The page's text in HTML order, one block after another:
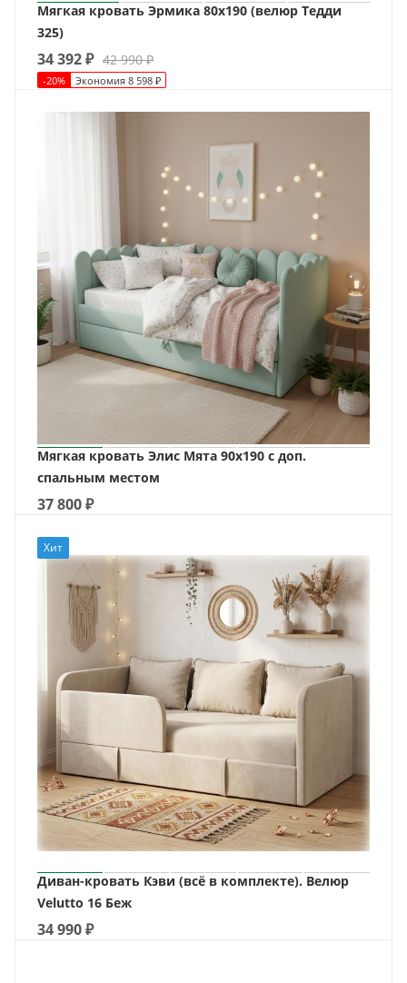
Мягкая кровать Эрмика 80х190 (велюр Тедди
325)
34 392₽ 42 990₽
-20% Экономия 8 598 ₽
Мягкая кровать Элис Мята 90х190 с доп.
спальным местом
37 800₽
Хит
Диван-кровать Кэви (всё в комплекте). Велюр
Velutto 16 Беж
34 990₽